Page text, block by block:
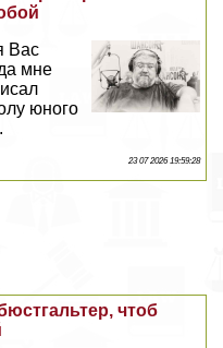
Вас
мне
юного
23 07 2026 19:59:28
чтоб